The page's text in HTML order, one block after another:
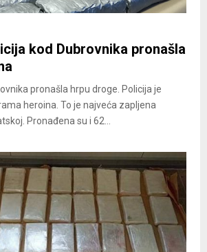
kod Dubrovnika pronašla
pronašla hrpu droge. Policija je
heroina. To je najveća zapljena
Pronađena su i 62...